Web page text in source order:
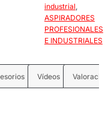
industrial
ASPIRADORES
PROFESIONALES
E INDUSTRIALES
Vídeos